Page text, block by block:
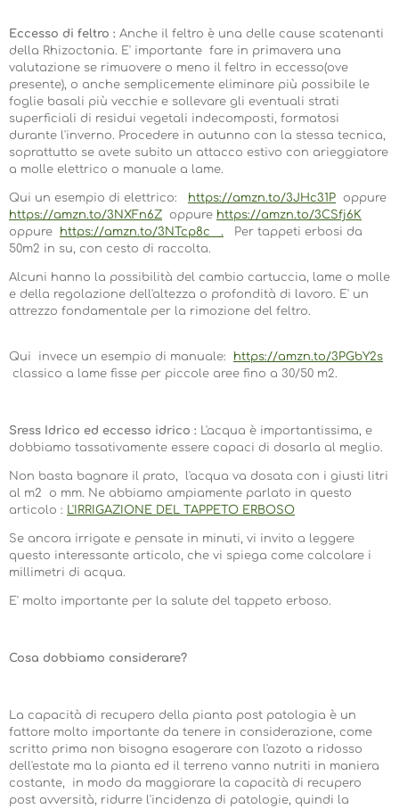
Eccesso di feltro : Anche il feltro è una delle cause scatenanti
della Rhizoctonia. E' importante fare in primavera una
valutazione se rimuovere o meno il feltro in eccesso(ove
presente), o anche semplicemente eliminare più possibile le
foglie basali più vecchie e sollevare gli eventuali strati
superficiali di residui vegetali indecomposti, formatosi
durante l'inverno. Procedere in autunno con la stessa tecnica,
soprattutto se avete subito un attacco estivo con arieggiatore
a molle elettrico o manuale a lame.
Qui un esempio di elettrico: https://amzn.to/3JHc31P oppure
https://amzn.to/3NXFn6Z oppure https://amzn.to/3CSfj6K
oppure https://amzn.to/3NTcp8c . Per tappeti erbosi da
50m2 in su, con cesto di raccolta.
Alcuni hanno la possibilità del cambio cartuccia, lame o molle
e della regolazione dell'altezza o profondità di lavoro. E' un
attrezzo fondamentale per la rimozione del feltro.
Qui invece un esempio di manuale: https://amzn.to/3PGbY2s
classico a lame fisse per piccole aree fino a 30/50 m2.
Sress Idrico ed eccesso idrico : L'acqua è importantissima, e
dobbiamo tassativamente essere capaci di dosarla al meglio.
Non basta bagnare il prato, l'acqua va dosata con i giusti litri
al m2 o mm. Ne abbiamo ampiamente parlato in questo
articolo : L'IRRIGAZIONE DEL TAPPETO ERBOSO
Se ancora irrigate e pensate in minuti, vi invito a leggere
questo interessante articolo, che vi spiega come calcolare i
millimetri di acqua.
E' molto importante per la salute del tappeto erboso.
Cosa dobbiamo considerare?
La capacità di recupero della pianta post patologia è un
fattore molto importante da tenere in considerazione, come
scritto prima non bisogna esagerare con l'azoto a ridosso
dell'estate ma la pianta ed il terreno vanno nutriti in maniera
costante, in modo da maggiorare la capacità di recupero
post avversità, ridurre l'incidenza di patologie, quindi la